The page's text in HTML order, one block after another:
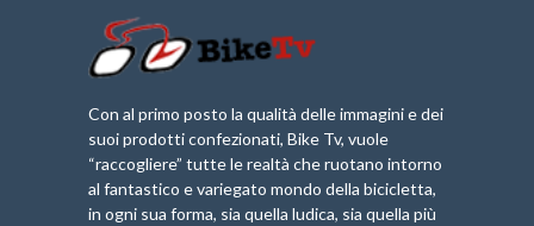
Con al primo posto la qualità delle immagini e dei
suoi prodotti confezionati, Bike Tv, vuole
“raccogliere” tutte le realtà che ruotano intorno
al fantastico e variegato mondo della bicicletta,
in ogni sua forma, sia quella ludica, sia quella più